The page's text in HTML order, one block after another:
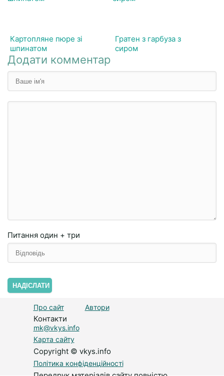
Картопляне пюре зі
шпинатом
Гратен з гарбуза з
сиром
Додати комментар
Питання один + три
НАДІСЛАТИ
Про сайт Автори
Контакти
mk@vkys.info
Карта сайту
Copyright © vkys.info
Політика конфіденційності